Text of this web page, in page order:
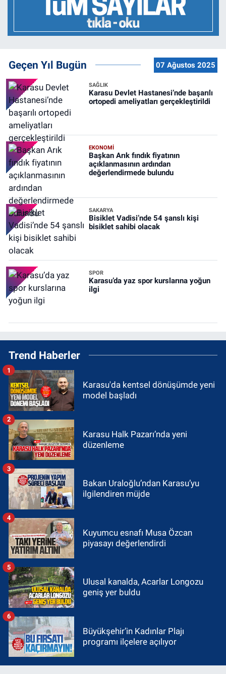
Geçen Yıl Bugün 07 Ağustos 2025
SAĞLIK
Karasu Devlet Hastanesi’nde başarılı
ortopedi ameliyatları gerçekleştirildi
EKONOMİ
Başkan Arık fındık fiyatının
açıklanmasının ardından
değerlendirmede bulundu
SAKARYA
Bisiklet Vadisi’nde 54 şanslı kişi
bisiklet sahibi olacak
SPOR
Karasu’da yaz spor kurslarına yoğun
ilgi
Trend Haberler
Karasu'da kentsel dönüşümde yeni
model başladı
1
Karasu Halk Pazarı’nda yeni
düzenleme
2
Bakan Uraloğlu’ndan Karasu’yu
ilgilendiren müjde
3
Kuyumcu esnafı Musa Özcan
piyasayı değerlendirdi
4
Ulusal kanalda, Acarlar Longozu
geniş yer buldu
5
Büyükşehir’in Kadınlar Plajı
programı ilçelere açılıyor
6